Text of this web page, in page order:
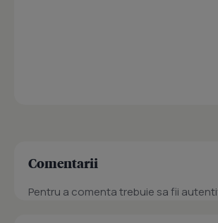
Comentarii
Pentru a comenta trebuie sa fii